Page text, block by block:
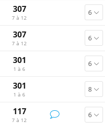
307
7 à 12
307
7 à 12
301
1 à 6
301
1 à 6
117
7 à 12